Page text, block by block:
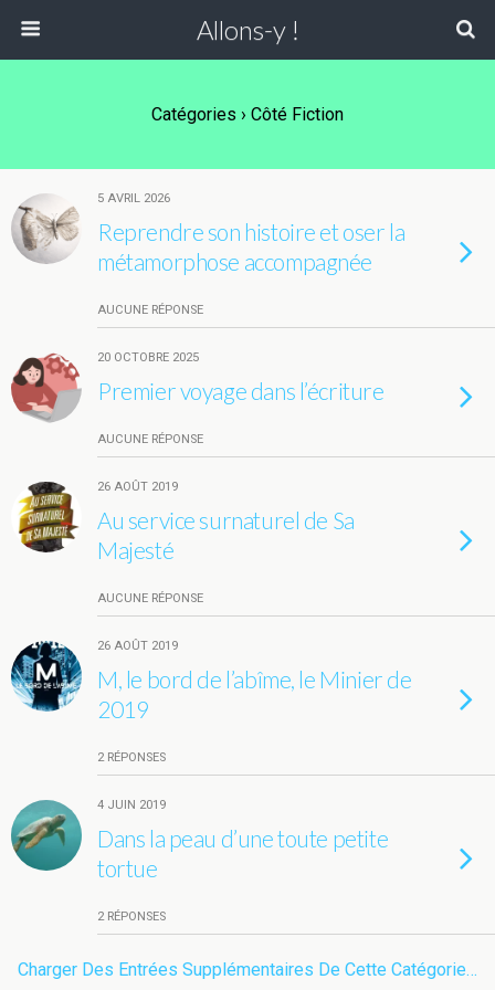
Allons-y !
Catégories › Côté Fiction
5 AVRIL 2026
Reprendre son histoire et oser la
métamorphose accompagnée
AUCUNE RÉPONSE
20 OCTOBRE 2025
Premier voyage dans l’écriture
AUCUNE RÉPONSE
26 AOÛT 2019
Au service surnaturel de Sa
Majesté
AUCUNE RÉPONSE
26 AOÛT 2019
M, le bord de l’abîme, le Minier de
2019
2 RÉPONSES
4 JUIN 2019
Dans la peau d’une toute petite
tortue
2 RÉPONSES
Charger Des Entrées Supplémentaires De Cette Catégorie…